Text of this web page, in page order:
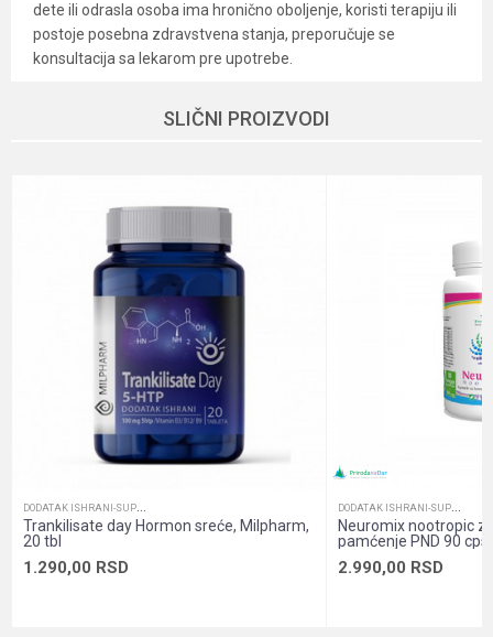
dete ili odrasla osoba ima hronično oboljenje, koristi terapiju ili
postoje posebna zdravstvena stanja, preporučuje se
konsultacija sa lekarom pre upotrebe.
Dodatak ishrani-suplementi
Način proizvodnje Vegan, Vegetarian
Čišćenje creva, Lenja creva,
Nadutost
Nutritivne
Visok nivo minerala
Oblik pakovanja Bočica sa tabletama
Deca
Sadržaj pakovanja Tabelete za žvakanje
POŠALJI
SLIČNI PROIZVODI
Trankilisate day Hormon sreće, Milpharm,
20 tbl
1.290,00 RSD
Neuromix nootropic
pamćenje PND 90 cps
2.990,00 RSD